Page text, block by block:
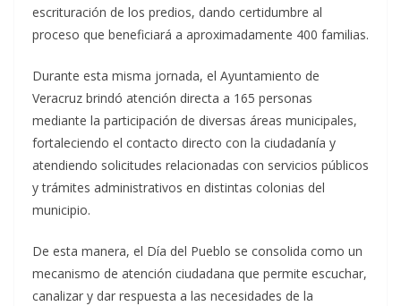
escrituración de los predios, dando certidumbre al
proceso que beneficiará a aproximadamente 400 familias.
Durante esta misma jornada, el Ayuntamiento de
Veracruz brindó atención directa a 165 personas
mediante la participación de diversas áreas municipales,
fortaleciendo el contacto directo con la ciudadanía y
atendiendo solicitudes relacionadas con servicios públicos
y trámites administrativos en distintas colonias del
municipio.
De esta manera, el Día del Pueblo se consolida como un
mecanismo de atención ciudadana que permite escuchar,
canalizar y dar respuesta a las necesidades de la